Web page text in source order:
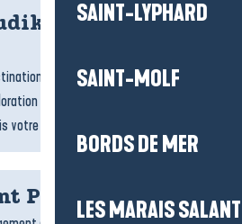
SAINT-LYPHARD
SAINT-MOLF
BORDS DE MER
LES MARAIS
et chasses au
? Les jeux de piste Baludik
ludique, en famille ou entre
téléphone. Suivez des...
Pénestin